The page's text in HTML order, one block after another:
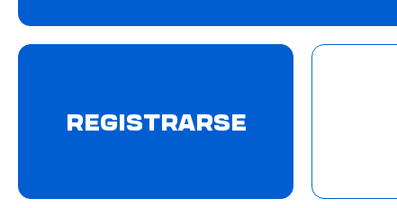
REGISTRARSE